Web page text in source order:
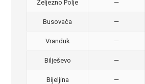
Željezno Polje —
Busovača —
Vranduk —
Bilješevo —
Bijeljina —